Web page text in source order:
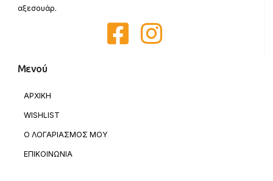
αξεσουάρ.
Μενού
ΑΡΧΙΚΗ
WISHLIST
Ο ΛΟΓΑΡΙΑΣΜΟΣ ΜΟΥ
ΕΠΙΚΟΙΝΩΝΙΑ